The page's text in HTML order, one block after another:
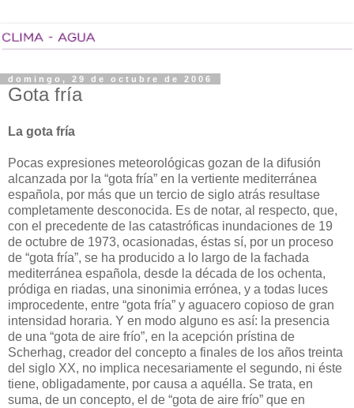
domingo, 29 de octubre de 2006
Gota fría
La gota fría
Pocas expresiones meteorológicas gozan de la difusión
alcanzada por la “gota fría” en la vertiente mediterránea
española, por más que un tercio de siglo atrás resultase
completamente desconocida. Es de notar, al respecto, que,
con el precedente de las catastróficas inundaciones de 19
de octubre de 1973, ocasionadas, éstas sí, por un proceso
de “gota fría”, se ha producido a lo largo de la fachada
mediterránea española, desde la década de los ochenta,
pródiga en riadas, una sinonimia errónea, y a todas luces
improcedente, entre “gota fría” y aguacero copioso de gran
intensidad horaria. Y en modo alguno es así: la presencia
de una “gota de aire frío”, en la acepción prístina de
Scherhag, creador del concepto a finales de los años treinta
del siglo XX, no implica necesariamente el segundo, ni éste
tiene, obligadamente, por causa a aquélla. Se trata, en
suma, de un concepto, el de “gota de aire frío” que en